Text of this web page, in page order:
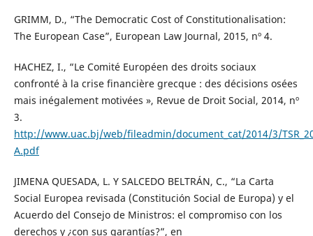
GRIMM, D., “The Democratic Cost of Constitutionalisation:
The European Case”, European Law Journal, 2015, nº 4.
HACHEZ, I., “Le Comité Européen des droits sociaux
confronté à la crise financière grecque : des décisions osées
mais inégalement motivées », Revue de Droit Social, 2014, nº
3.
http://www.uac.bj/web/fileadmin/document_cat/2014/3/
A.pdf
JIMENA QUESADA, L. Y SALCEDO BELTRÁN, C., “La Carta
Social Europea revisada (Constitución Social de Europa) y el
Acuerdo del Consejo de Ministros: el compromiso con los
derechos y ¿con sus garantías?”, en